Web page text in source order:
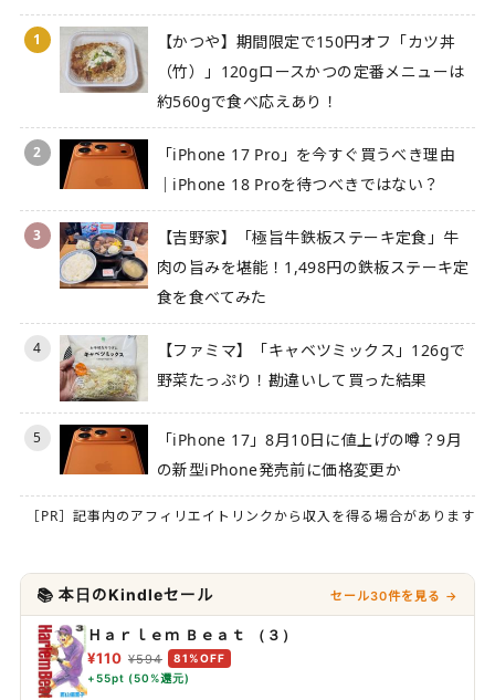
1
【かつや】期間限定で150円オフ「カツ丼
（竹）」120gロースかつの定番メニューは
約560gで食べ応えあり！
2
「iPhone 17 Pro」を今すぐ買うべき理由
｜iPhone 18 Proを待つべきではない？
3
【吉野家】「極旨牛鉄板ステーキ定食」牛
肉の旨みを堪能！1,498円の鉄板ステーキ定
食を食べてみた
4
【ファミマ】「キャベツミックス」126gで
野菜たっぷり！勘違いして買った結果
5
「iPhone 17」8月10日に値上げの噂？9月
の新型iPhone発売前に価格変更か
［PR］記事内のアフィリエイトリンクから収入を得る場合があります
📚 本日のKindleセール セール30件を見る →
Ｈａｒｌｅｍ Ｂｅａｔ （３）
¥110 ¥594
81%OFF
+55pt (50%還元)